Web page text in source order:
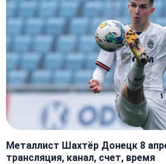
Металлист Шахтёр Донецк 8
трансляция, канал, счет, время